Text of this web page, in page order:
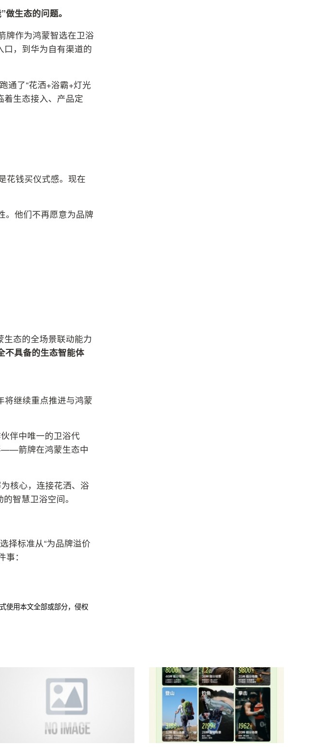
生态的问题。
牌作为鸿蒙智选在卫浴
，到华为自有渠道的
通了“花洒+浴霸+灯光
着生态接入、产品定
花钱买仪式感。现在
他们不再愿意为品牌
态的全场景联动能力
不具备的生态智能体
将继续重点推进与鸿蒙
伴中唯一的卫浴代
——箭牌在鸿蒙生态中
核心，连接花洒、浴
智慧卫浴空间。
择标准从“为品牌溢价
：
使用本文全部或部分，侵权